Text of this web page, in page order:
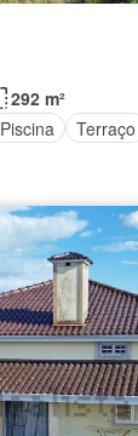
292 m²
Piscina Terraço